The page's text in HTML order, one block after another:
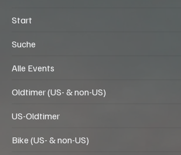
Start
Suche
Alle Events
Oldtimer (US- & non-US)
US-Oldtimer
Bike (US- & non-US)